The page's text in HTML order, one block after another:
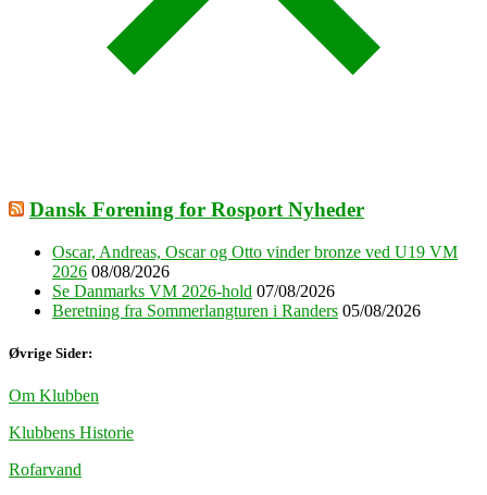
Dansk Forening for Rosport Nyheder
Oscar, Andreas, Oscar og Otto vinder bronze ved U19 VM
2026 08/08/2026
Se Danmarks VM 2026-hold 07/08/2026
Beretning fra Sommerlangturen i Randers 05/08/2026
Øvrige Sider:
Om Klubben
Klubbens Historie
Rofarvand